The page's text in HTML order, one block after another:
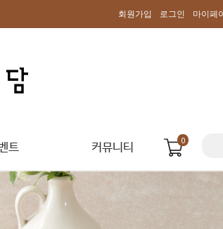
회원가입 로그인 마이페
트 커뮤니티 0